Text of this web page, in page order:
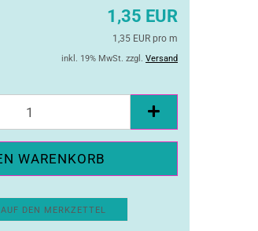
1,35 EUR
1,35 EUR pro m
inkl. 19% MwSt. zzgl. Versand
AUF DEN MERKZETTEL